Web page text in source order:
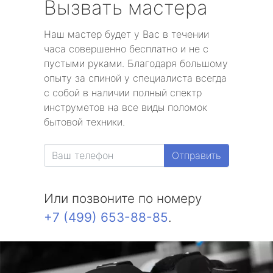
Вызвать мастера
Наш мастер будет у Вас в течении
часа совершенно бесплатно и не с
пустыми руками. Благодаря большому
опыту за спиной у специалиста всегда
с собой в наличии полный спектр
инструметов на все виды поломок
бытовой техники.
Отправить
Или позвоните по номеру
+7 (499) 653-88-85.